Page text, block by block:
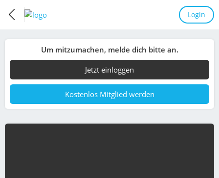
Login
Um mitzumachen, melde dich bitte an.
Jetzt einloggen
Kostenlos Mitglied werden